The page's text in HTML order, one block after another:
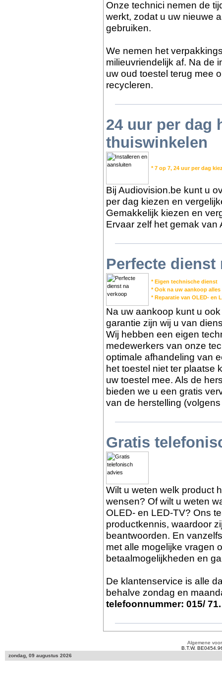
Onze technici nemen de
werkt, zodat u uw nieuwe
gebruiken.
We nemen het
milieuvriendelijk af. Na de
uw oud toestel terug mee
recycleren.
24 uur per dag
thuiswinkelen
* 7 op 7, 24 uur per dag
Bij Audiovision.be kunt u
per dag kiezen en
Gemakkelijk kiezen en
Ervaar zelf het gemak van
Perfecte dienst
* Eigen technische dienst
* Ook na uw aankoop
* Reparatie van OLED- en
Na uw aankoop kunt u
garantie zijn wij u van
Wij hebben een eigen
medewerkers van onze
optimale afhandeling van
het toestel niet ter plaatse
uw toestel mee. Als de
bieden we u een gratis
van de herstelling
Gratis
Wilt u weten welk product
wensen? Of wilt u weten
OLED- en LED-TV? Ons
productkennis, waardoor
beantwoorden. En
met alle mogelijke vragen
betaalmogelijkheden en
De klantenservice is alle
behalve zondag en
telefoonnummer: 015/
Algemene
B.T.W.
zondag, 09 augustus 2026